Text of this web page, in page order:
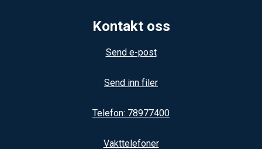
Kontakt oss
Send e-post
Send inn filer
Telefon: 78977400
Vakttelefoner